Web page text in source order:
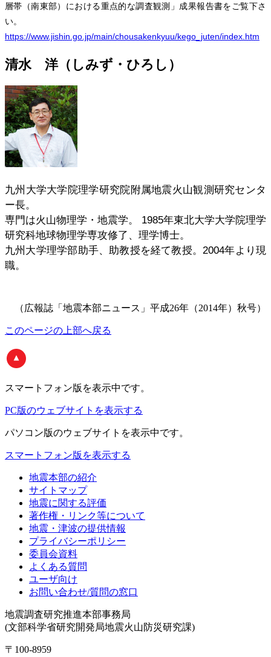
層帯（南東部）における重点的な調査観測」成果報告書をご覧下さ
い。
https://www.jishin.go.jp/main/chousakenkyuu/kego_juten/index.htm
清水 洋（しみず・ひろし）
九州大学大学院理学研究院附属地震火山観測研究センタ
ー長。
専門は火山物理学・地震学。 1985年東北大学大学院理学
研究科地球物理学専攻修了、理学博士。
九州大学理学部助手、助教授を経て教授。2004年より現
職。
（広報誌「地震本部ニュース」平成26年（2014年）秋号）
このページの上部へ戻る
スマートフォン版 を表示中です。
PC版のウェブサイトを表示する
パソコン版のウェブサイトを表示中です。
スマートフォン版を表示する
地震本部の紹介
サイトマップ
地震に関する評価
著作権・リンク等について
地震・津波の提供情報
プライバシーポリシー
委員会資料
よくある質問
ユーザ向け
お問い合わせ/質問の窓口
地震調査研究推進本部事務局
(文部科学省研究開発局地震火山防災研究課)
〒100-8959